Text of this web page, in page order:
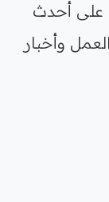
على أحدث
وأخبار